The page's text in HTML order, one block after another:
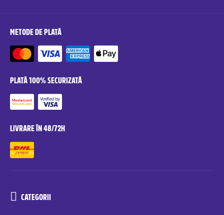
METODE DE PLATĂ
PLATĂ 100% SECURIZATĂ
LIVRARE ÎN 48/72H
CATEGORII